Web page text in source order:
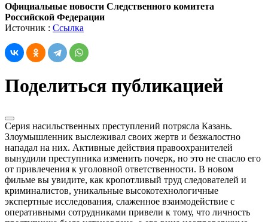
Официальные новости Следственного комитета
Российской Федерации
Источник : Ссылка
Поделиться публикацией
Серия насильственных преступлений потрясла Казань.
Злоумышленник выслеживал своих жертв и безжалостно
нападал на них. Активные действия правоохранителей
вынудили преступника изменить почерк, но это не спасло его
от привлечения к уголовной ответственности. В новом
фильме вы увидите, как кропотливый труд следователей и
криминалистов, уникальные высокотехнологичные
экспертные исследования, слаженное взаимодействие с
оперативными сотрудниками привели к тому, что личность